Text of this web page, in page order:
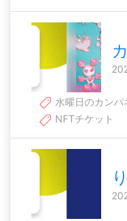
水曜日のカンパ
NFTチケット